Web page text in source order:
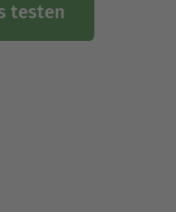
testen